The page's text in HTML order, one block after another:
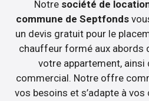
Notre société de
commune de Septfonds
un devis gratuit pour le
chauffeur formé aux abords
votre appartement, ainsi
commercial. Notre offre
vos besoins et s’adapte à